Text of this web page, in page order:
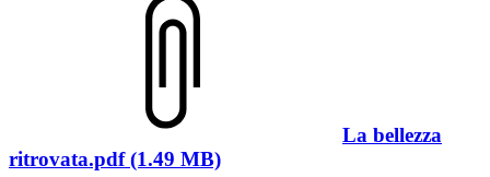
La bellezza
ritrovata.pdf (1.49 MB)